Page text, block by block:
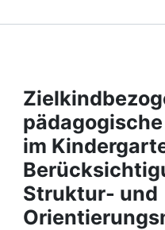
Projects
People
Institutions
Awards
im
Struktur- und